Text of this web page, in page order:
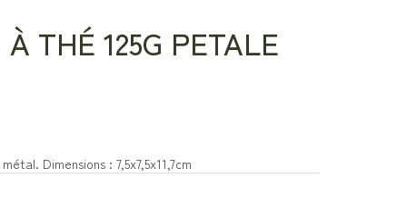
THÉ 125G PETALE
Dimensions : 7,5x7,5x11,7cm